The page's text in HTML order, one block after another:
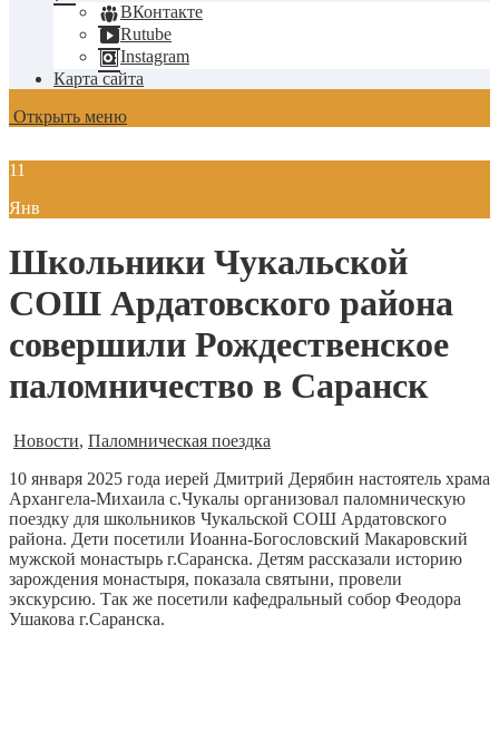
ВКонтакте
Rutube
Instagram
Карта сайта
Открыть меню
11
Янв
Школьники Чукальской
СОШ Ардатовского района
совершили Рождественское
паломничество в Саранск
Новости, Паломническая поездка
10 января 2025 года иерей Дмитрий Дерябин настоятель храма
Архангела-Михаила с.Чукалы организовал паломническую
поездку для школьников Чукальской СОШ Ардатовского
района. Дети посетили Иоанна-Богословский Макаровский
мужской монастырь г.Саранска. Детям рассказали историю
зарождения монастыря, показала святыни, провели
экскурсию. Так же посетили кафедральный собор Феодора
Ушакова г.Саранска.